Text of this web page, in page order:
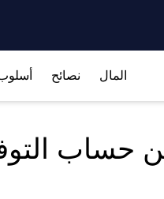
المال نصائح أسلوب
حساب